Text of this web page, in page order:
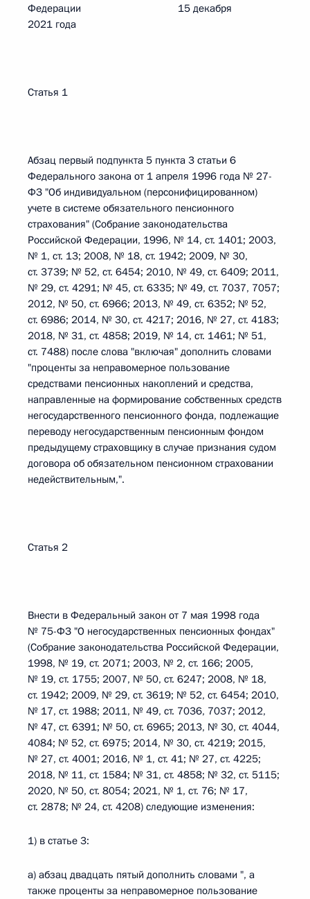
Федерации 15 декабря
2021 года
Статья 1
Абзац первый подпункта 5 пункта 3 статьи 6
Федерального закона от 1 апреля 1996 года № 27-
ФЗ "Об индивидуальном (персонифицированном)
учете в системе обязательного пенсионного
страхования" (Собрание законодательства
Российской Федерации, 1996, № 14, ст. 1401; 2003,
№ 1, ст. 13; 2008, № 18, ст. 1942; 2009, № 30,
ст. 3739; № 52, ст. 6454; 2010, № 49, ст. 6409; 2011,
№ 29, ст. 4291; № 45, ст. 6335; № 49, ст. 7037, 7057;
2012, № 50, ст. 6966; 2013, № 49, ст. 6352; № 52,
ст. 6986; 2014, № 30, ст. 4217; 2016, № 27, ст. 4183;
2018, № 31, ст. 4858; 2019, № 14, ст. 1461; № 51,
ст. 7488) после слова "включая" дополнить словами
"проценты за неправомерное пользование
средствами пенсионных накоплений и средства,
направленные на формирование собственных средств
негосударственного пенсионного фонда, подлежащие
переводу негосударственным пенсионным фондом
предыдущему страховщику в случае признания судом
договора об обязательном пенсионном страховании
недействительным,".
Статья 2
Внести в Федеральный закон от 7 мая 1998 года
№ 75-ФЗ "О негосударственных пенсионных фондах"
(Собрание законодательства Российской Федерации,
1998, № 19, ст. 2071; 2003, № 2, ст. 166; 2005,
№ 19, ст. 1755; 2007, № 50, ст. 6247; 2008, № 18,
ст. 1942; 2009, № 29, ст. 3619; № 52, ст. 6454; 2010,
№ 17, ст. 1988; 2011, № 49, ст. 7036, 7037; 2012,
№ 47, ст. 6391; № 50, ст. 6965; 2013, № 30, ст. 4044,
4084; № 52, ст. 6975; 2014, № 30, ст. 4219; 2015,
№ 27, ст. 4001; 2016, № 1, ст. 41; № 27, ст. 4225;
2018, № 11, ст. 1584; № 31, ст. 4858; № 32, ст. 5115;
2020, № 50, ст. 8054; 2021, № 1, ст. 76; № 17,
ст. 2878; № 24, ст. 4208) следующие изменения:
1) в статье 3:
а) абзац двадцать пятый дополнить словами ", а
также проценты за неправомерное пользование